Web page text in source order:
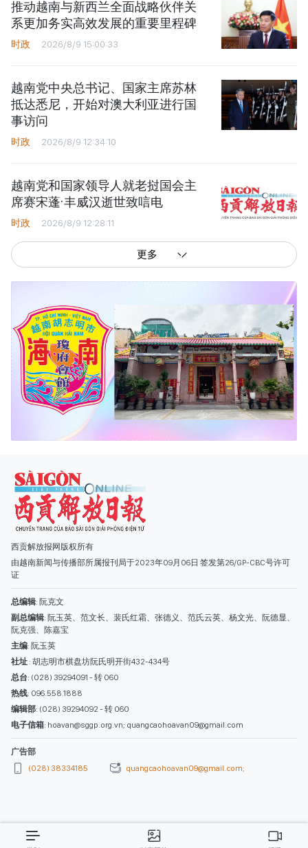
推动越南与新西兰全面战略伙伴关
系更加务实高效发展的重要里程碑
时政 2026/8/9 15:00:33
越南党中央总书记、国家主席苏林
抵达悉尼，开始对澳大利亚进行国
事访问
时政 2026/8/9 12:34:10
越南党和国家领导人就老挝国会主
席赛宋蓬·丰威汉逝世致唁电
时政 2026/8/9 12:28:11
更多
西贡解放报网版权所有
由越南新闻与传播部所属报刊局于2023年09月06日 签发第26/GP-CBC号许可
副总编辑: 阮玉英、范文长、裴氏红霜、张德义、范氏云英、杨文光、阮德显、
阮克强、陈嘉宝
主编: 阮玉英
社址: 胡志明市棋盘坊阮氏明开街432-434号
总台: (028) 39294091 - 转 060
热线: 096.558.1888
编辑部: (028) 39294092 - 转 060
电子信箱
广告部
(028) 38334185
quangcaohoavan09@gmail.com;
类别